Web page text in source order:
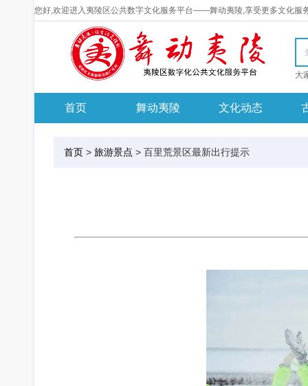
您好,欢迎进入夷陵区公共数字文化服务平台——舞动夷陵,享受更多文化服
首页 舞动夷陵 文化动态
首页 > 旅游景点 > 百里荒景区最新出行提示